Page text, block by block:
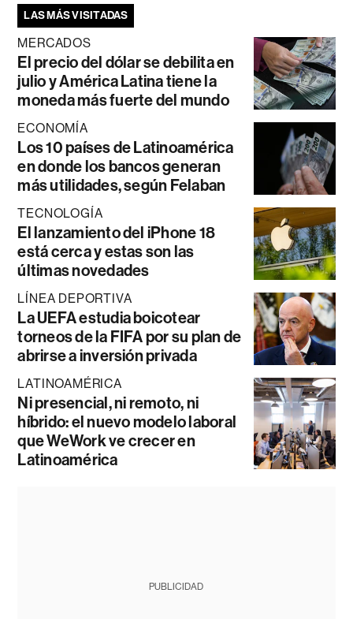
LAS MÁS VISITADAS
MERCADOS
El precio del dólar se debilita en
julio y América Latina tiene la
moneda más fuerte del mundo
ECONOMÍA
Los 10 países de Latinoamérica
en donde los bancos generan
más utilidades, según Felaban
TECNOLOGÍA
El lanzamiento del iPhone 18
está cerca y estas son las
últimas novedades
LÍNEA DEPORTIVA
La UEFA estudia boicotear
torneos de la FIFA por su plan de
abrirse a inversión privada
LATINOAMÉRICA
Ni presencial, ni remoto, ni
híbrido: el nuevo modelo laboral
que WeWork ve crecer en
Latinoamérica
PUBLICIDAD